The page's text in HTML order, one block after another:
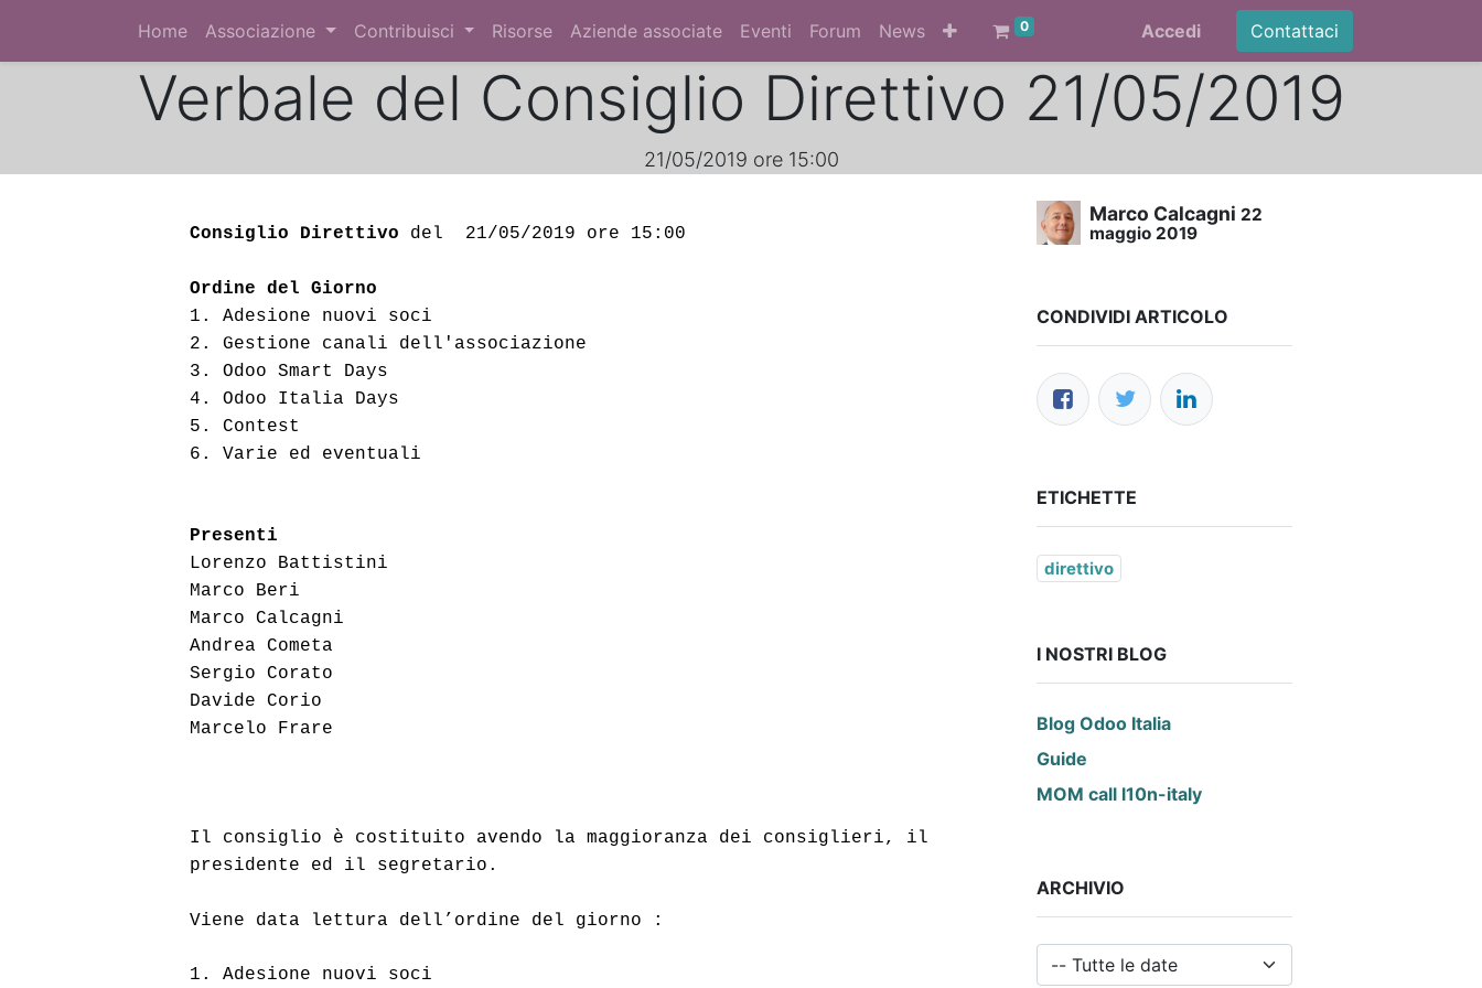
Home Associazione Contribuisci Risorse Aziende associate Eventi Forum News 0 Accedi Contattaci
Verbale del Consiglio Direttivo 21/05/2019
21/05/2019 ore 15:00
Consiglio Direttivo del  21/05/2019 ore 15:00
Ordine del Giorno
1. Adesione nuovi soci
2. Gestione canali dell'associazione
3. Odoo Smart Days
4. Odoo Italia Days
5. Contest
6. Varie ed eventuali
Presenti
Lorenzo Battistini
Marco Beri
Marco Calcagni
Andrea Cometa
Sergio Corato
Davide Corio
Marcelo Frare
Il consiglio è costituito avendo la maggioranza dei consiglieri, il
presidente ed il segretario.
Viene data lettura dell’ordine del giorno :
1. Adesione nuovi soci
Marco Calcagni 22
maggio 2019
CONDIVIDI ARTICOLO
ETICHETTE
direttivo
I NOSTRI BLOG
Blog Odoo Italia
Guide
MOM call l10n-italy
ARCHIVIO